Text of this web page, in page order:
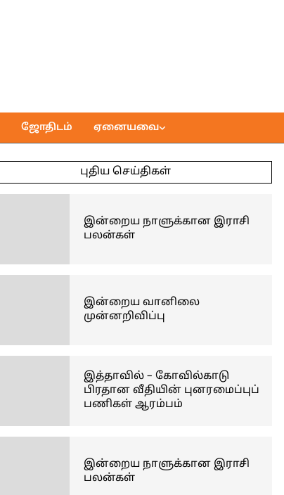
ஜோதிடம் ஏனையவை
புதிய செய்திகள்
இன்றைய நாளுக்கான இராசி
பலன்கள்
இன்றைய வானிலை
முன்னறிவிப்பு
இத்தாவில் – கோவில்காடு
பிரதான வீதியின் புனரமைப்புப்
பணிகள் ஆரம்பம்
இன்றைய நாளுக்கான இராசி
பலன்கள்